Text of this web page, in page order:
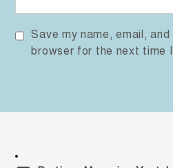
Save my name, email,
browser for the next time